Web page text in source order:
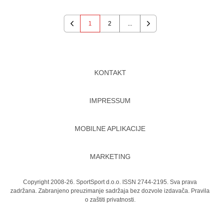
Previous
1 2 ...
Next
KONTAKT
IMPRESSUM
MOBILNE APLIKACIJE
MARKETING
Copyright 2008-26. SportSport d.o.o. ISSN 2744-2195. Sva prava
zadržana. Zabranjeno preuzimanje sadržaja bez dozvole izdavača. Pravila
o zaštiti privatnosti.